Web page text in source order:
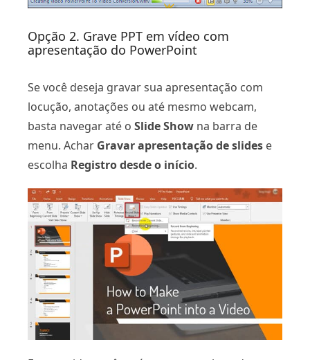
Opção 2. Grave PPT em vídeo com
apresentação do PowerPoint
Se você deseja gravar sua apresentação com
locução, anotações ou até mesmo webcam,
basta navegar até o Slide Show na barra de
menu. Achar Gravar apresentação de slides e
escolha Registro desde o início.